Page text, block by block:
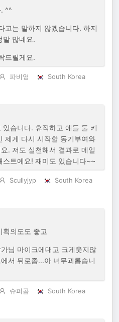
^^
고는 말하지 않겠습니다. 하지
말 많네요.
드릴게요.
파비영
South Korea
습니다. 휴직하고 애들 둘 키
제게 다시 시작할 동기부여와
. 저도 실천해서 결과로 메일
스트예요! 재미도 있습니다~~
Scullyjyp
South Korea
획의도도 좋고
님 마이크에대고 크게웃지않
서 뒤로좀...아 너무괴롭습니
슈퍼곰
South Korea